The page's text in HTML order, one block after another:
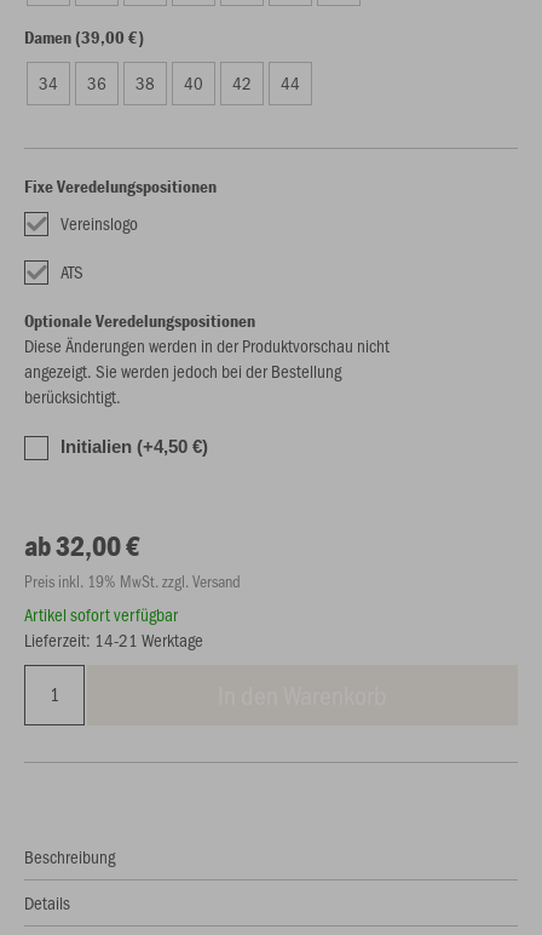
Damen (39,00 €)
34 36 38 40 42 44
Fixe Veredelungspositionen
Vereinslogo
ATS
Optionale Veredelungspositionen
Diese Änderungen werden in der Produktvorschau nicht
angezeigt. Sie werden jedoch bei der Bestellung
berücksichtigt.
Initialien (+4,50 €)
ab 32,00 €
Preis inkl. 19% MwSt. zzgl. Versand
Artikel sofort verfügbar
Lieferzeit: 14-21 Werktage
Beschreibung
Details